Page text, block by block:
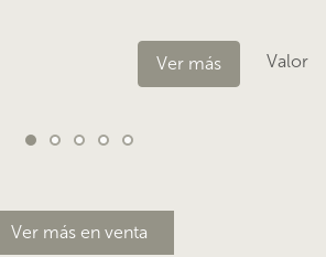
Ver más Valor:
Ver más en venta